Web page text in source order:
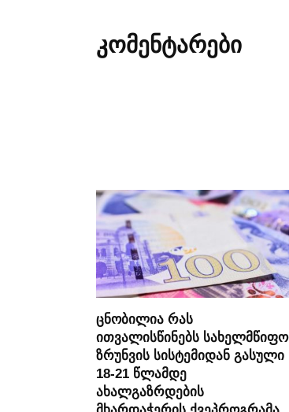
კომენტარები
ცნობილია რას
ითვალისწინებს სახელმწიფო
ზრუნვის სისტემიდან გასული
18-21 წლამდე
ახალგაზრდების